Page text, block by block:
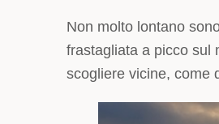
Non molto lontano
frastagliata a picco sul
scogliere vicine, come